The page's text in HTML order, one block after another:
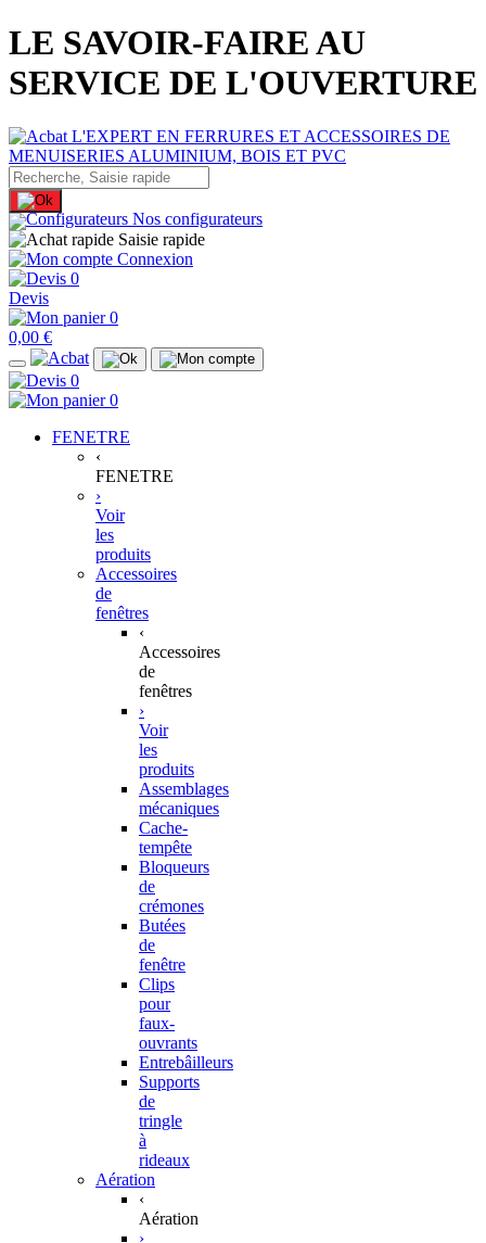
LE SAVOIR-FAIRE AU
SERVICE DE L'OUVERTURE
Nos configurateurs
Saisie rapide
Connexion
0
Devis
0
0,00 €
0
0
FENETRE
‹
FENETRE
›
Voir
les
produits
Accessoires
de
fenêtres
‹
Accessoires
de
fenêtres
›
Voir
les
produits
Assemblages
mécaniques
Cache-
tempête
Bloqueurs
de
crémones
Butées
de
fenêtre
Clips
pour
faux-
ouvrants
Entrebâilleurs
Supports
de
tringle
à
rideaux
Aération
‹
Aération
›